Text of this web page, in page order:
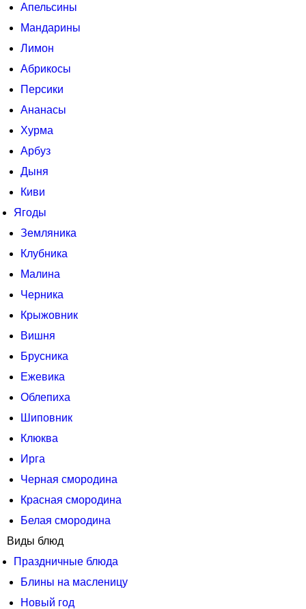
Апельсины
Мандарины
Лимон
Абрикосы
Персики
Ананасы
Хурма
Арбуз
Дыня
Киви
Ягоды
Земляника
Клубника
Малина
Черника
Крыжовник
Вишня
Брусника
Ежевика
Облепиха
Шиповник
Клюква
Ирга
Черная смородина
Красная смородина
Белая смородина
Виды блюд
Праздничные блюда
Блины на масленицу
Новый год